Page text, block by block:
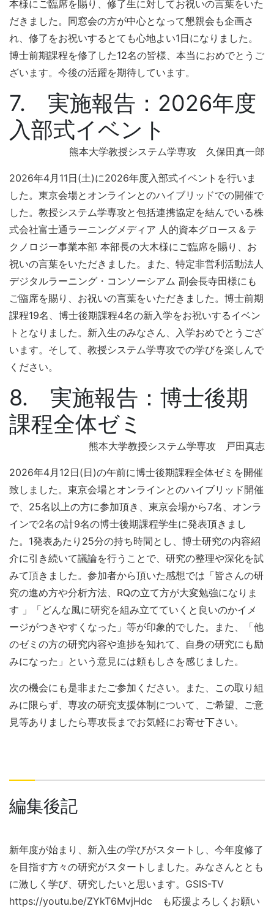
本様にご臨席を賜り、修了生に対してお祝いの言葉をいた
だきました。同窓会の方が中心となって懇親会も企画さ
れ、修了をお祝いするとても心地よい1日になりました。
博士前期課程を修了した12名の皆様、本当におめでとうご
ざいます。今後の活躍を期待しています。
7. 実施報告：2026年度
入部式イベント
熊本大学教授システム学専攻 久保田真一郎
2026年4月11日(土)に2026年度入部式イベントを行いま
した。東京会場とオンラインとのハイブリッドでの開催で
した。教授システム学専攻と包括連携協定を結んでいる株
式会社富士通ラーニングメディア 人的資本グロース＆テ
クノロジー事業本部 本部長の大木様にご臨席を賜り、お
祝いの言葉をいただきました。また、特定非営利活動法人
デジタルラーニング・コンソーシアム 副会長寺田様にも
ご臨席を賜り、お祝いの言葉をいただきました。博士前期
課程19名、博士後期課程4名の新入学をお祝いするイベン
トとなりました。新入生のみなさん、入学おめでとうござ
います。そして、教授システム学専攻での学びを楽しんで
ください。
8. 実施報告：博士後期
課程全体ゼミ
熊本大学教授システム学専攻 戸田真志
2026年4月12日(日)の午前に博士後期課程全体ゼミを開催
致しました。東京会場とオンラインとのハイブリッド開催
で、25名以上の方に参加頂き、東京会場から7名、オンラ
インで2名の計9名の博士後期課程学生に発表頂きまし
た。1発表あたり25分の持ち時間とし、博士研究の内容紹
介に引き続いて議論を行うことで、研究の整理や深化を試
みて頂きました。参加者から頂いた感想では「皆さんの研
究の進め方や分析方法、RQの立て方が大変勉強になりま
す 」「どんな風に研究を組み立てていくと良いのかイメ
ージがつきやすくなった」等が印象的でした。また、「他
のゼミの方の研究内容や進捗を知れて、自身の研究にも励
みになった」という意見には頼もしさを感じました。
次の機会にも是非またご参加ください。また、この取り組
みに限らず、専攻の研究支援体制について、ご希望、ご意
見等ありましたら専攻長までお気軽にお寄せ下さい。
編集後記
新年度が始まり、新入生の学びがスタートし、今年度修了
を目指す方々の研究がスタートしました。みなさんととも
に激しく学び、研究したいと思います。GSIS-TV
https://youtu.be/ZYkT6MvjHdc も応援よろしくお願い